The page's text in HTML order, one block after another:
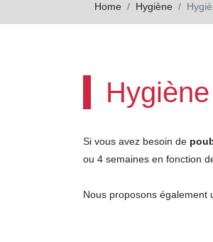
Home Hygiène
Si vous avez besoin de
ou 4 semaines en fonction
Nous proposons également